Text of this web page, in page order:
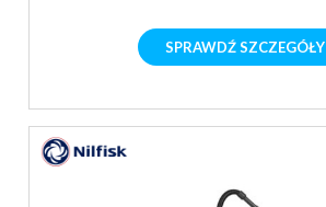
SPRAWDŹ SZCZEGÓŁY